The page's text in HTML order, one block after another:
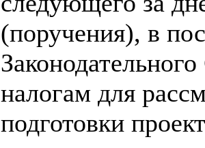
(поруче­ния), в
налогам для
подготовки